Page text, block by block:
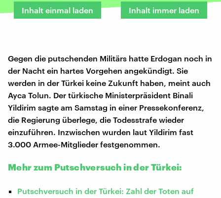
Inhalt einmal laden Inhalt immer laden
Gegen die putschenden Militärs hatte Erdogan noch in
der Nacht ein hartes Vorgehen angekündigt. Sie
werden in der Türkei keine Zukunft haben, meint auch
Ayca Tolun. Der türkische Ministerpräsident Binali
Yildirim sagte am Samstag in einer Pressekonferenz,
die Regierung überlege, die Todesstrafe wieder
einzuführen. Inzwischen wurden laut Yildirim fast
3.000 Armee-Mitglieder festgenommen.
Mehr zum Putschversuch in der Türkei:
Putschversuch in der Türkei: Zahl der Toten auf